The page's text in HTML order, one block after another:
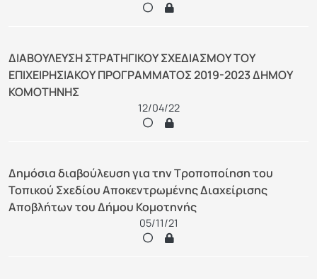
ΔΙΑΒΟΥΛΕΥΣΗ ΣΤΡΑΤΗΓΙΚΟΥ ΣΧΕΔΙΑΣΜΟΥ ΤΟΥ
ΕΠΙΧΕΙΡΗΣΙΑΚΟΥ ΠΡΟΓΡΑΜΜΑΤΟΣ 2019-2023 ΔΗΜΟΥ
ΚΟΜΟΤΗΝΗΣ
12/04/22
Δημόσια διαβούλευση για την Τροποποίηση του
Τοπικού Σχεδίου Αποκεντρωμένης Διαχείρισης
Αποβλήτων του Δήμου Κομοτηνής
05/11/21